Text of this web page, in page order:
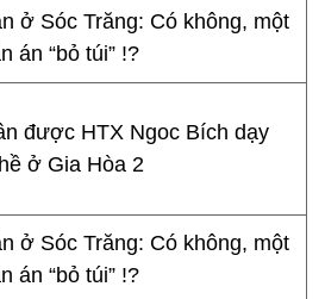
được HTX Ngoc Bích dạy
ở Gia Hòa 2